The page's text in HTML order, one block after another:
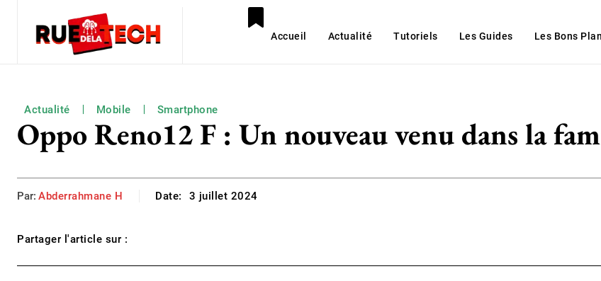
Accueil Actualité Tutoriels Les Guides Les Bons
Actualité Mobile Smartphone
Oppo Reno12 F : Un nouveau venu dans la
Par: Abderrahmane H Date: 3 juillet 2024
Partager l'article sur :